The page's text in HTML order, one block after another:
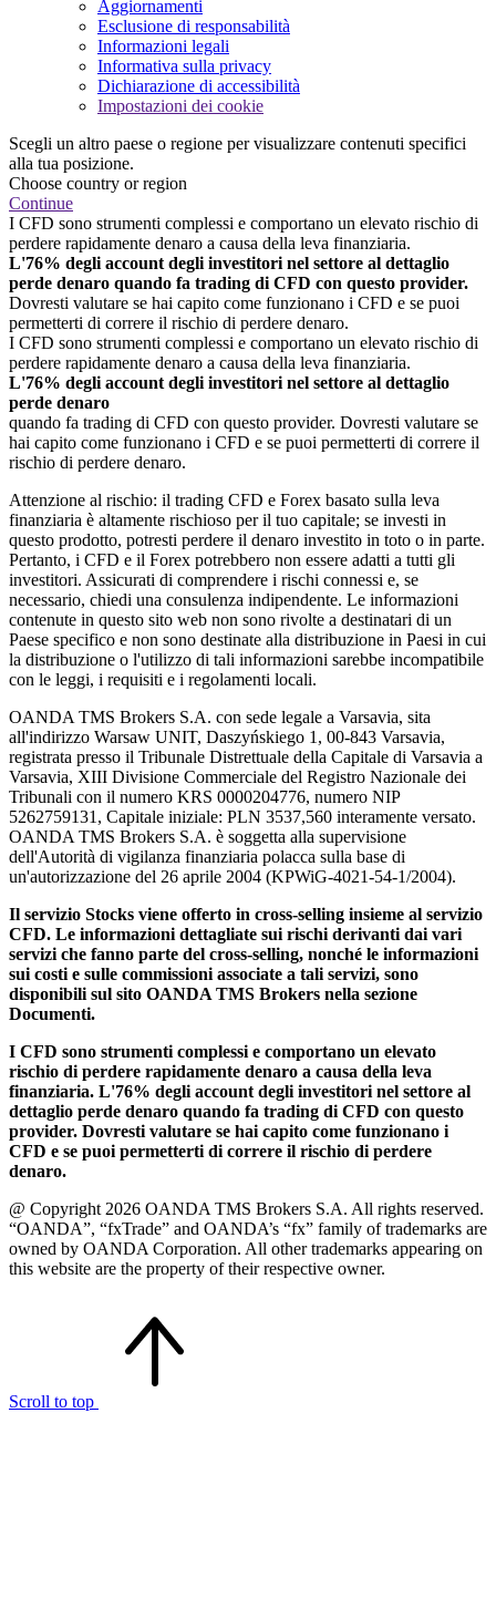
Aggiornamenti
Esclusione di responsabilità
Informazioni legali
Informativa sulla privacy
Dichiarazione di accessibilità
Impostazioni dei cookie
Scegli un altro paese o regione per visualizzare contenuti specifici
alla tua posizione.
Choose country or region
Continue
I CFD sono strumenti complessi e comportano un elevato rischio di
perdere rapidamente denaro a causa della leva finanziaria.
L'76% degli account degli investitori nel settore al dettaglio
perde denaro quando fa trading di CFD con questo provider.
Dovresti valutare se hai capito come funzionano i CFD e se puoi
permetterti di correre il rischio di perdere denaro.
I CFD sono strumenti complessi e comportano un elevato rischio di
perdere rapidamente denaro a causa della leva finanziaria.
L'76% degli account degli investitori nel settore al dettaglio
perde denaro
quando fa trading di CFD con questo provider. Dovresti valutare se
hai capito come funzionano i CFD e se puoi permetterti di correre il
rischio di perdere denaro.
Attenzione al rischio: il trading CFD e Forex basato sulla leva
finanziaria è altamente rischioso per il tuo capitale; se investi in
questo prodotto, potresti perdere il denaro investito in toto o in parte.
Pertanto, i CFD e il Forex potrebbero non essere adatti a tutti gli
investitori. Assicurati di comprendere i rischi connessi e, se
necessario, chiedi una consulenza indipendente. Le informazioni
contenute in questo sito web non sono rivolte a destinatari di un
Paese specifico e non sono destinate alla distribuzione in Paesi in cui
la distribuzione o l'utilizzo di tali informazioni sarebbe incompatibile
con le leggi, i requisiti e i regolamenti locali.
OANDA TMS Brokers S.A. con sede legale a Varsavia, sita
all'indirizzo Warsaw UNIT, Daszyńskiego 1, 00-843 Varsavia,
registrata presso il Tribunale Distrettuale della Capitale di Varsavia a
Varsavia, XIII Divisione Commerciale del Registro Nazionale dei
Tribunali con il numero KRS 0000204776, numero NIP
5262759131, Capitale iniziale: PLN 3537,560 interamente versato.
OANDA TMS Brokers S.A. è soggetta alla supervisione
dell'Autorità di vigilanza finanziaria polacca sulla base di
un'autorizzazione del 26 aprile 2004 (KPWiG-4021-54-1/2004).
Il servizio Stocks viene offerto in cross-selling insieme al servizio
CFD. Le informazioni dettagliate sui rischi derivanti dai vari
servizi che fanno parte del cross-selling, nonché le informazioni
sui costi e sulle commissioni associate a tali servizi, sono
disponibili sul sito OANDA TMS Brokers nella sezione
Documenti.
I CFD sono strumenti complessi e comportano un elevato
rischio di perdere rapidamente denaro a causa della leva
finanziaria. L'76% degli account degli investitori nel settore al
dettaglio perde denaro quando fa trading di CFD con questo
provider. Dovresti valutare se hai capito come funzionano i
CFD e se puoi permetterti di correre il rischio di perdere
denaro.
@ Copyright 2026 OANDA TMS Brokers S.A. All rights reserved.
“OANDA”, “fxTrade” and OANDA’s “fx” family of trademarks are
owned by OANDA Corporation. All other trademarks appearing on
this website are the property of their respective owner.
Scroll to top